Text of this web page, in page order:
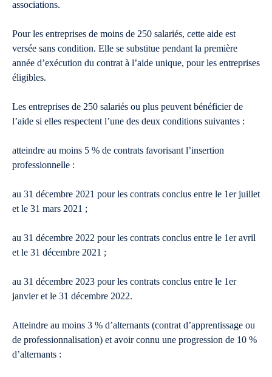
associations.
Pour les entreprises de moins de 250 salariés, cette aide est
versée sans condition. Elle se substitue pendant la première
année d’exécution du contrat à l’aide unique, pour les entreprises
éligibles.
Les entreprises de 250 salariés ou plus peuvent bénéficier de
l’aide si elles respectent l’une des deux conditions suivantes :
atteindre au moins 5 % de contrats favorisant l’insertion
professionnelle :
au 31 décembre 2021 pour les contrats conclus entre le 1er juillet
et le 31 mars 2021 ;
au 31 décembre 2022 pour les contrats conclus entre le 1er avril
et le 31 décembre 2021 ;
au 31 décembre 2023 pour les contrats conclus entre le 1er
janvier et le 31 décembre 2022.
Atteindre au moins 3 % d’alternants (contrat d’apprentissage ou
de professionnalisation) et avoir connu une progression de 10 %
d’alternants :